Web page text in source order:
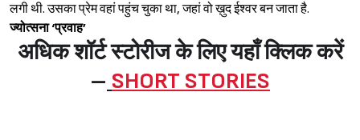
लगी थी. उसका प्रेम वहां पहुंच चुका था, जहां वो ख़ुद ईश्‍वर बन जाता है.
ज्योत्सना ‘प्रवाह’
अधिक शॉर्ट स्टोरीज के लिए यहाँ क्लिक करें
– SHORT STORIES